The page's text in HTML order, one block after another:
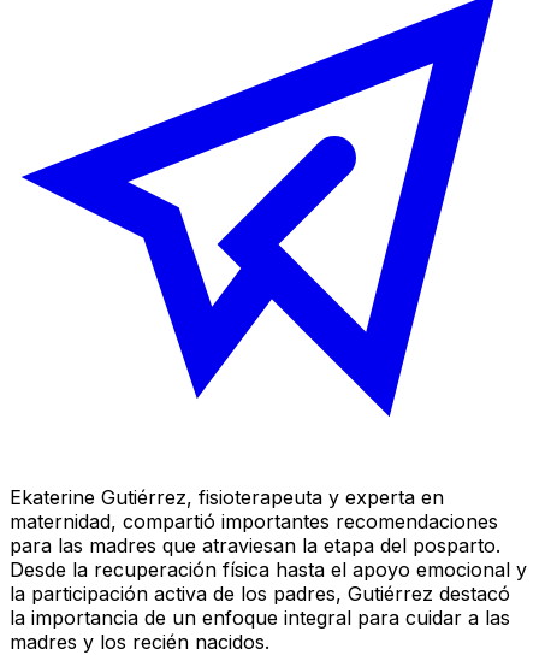
Ekaterine Gutiérrez, fisioterapeuta y experta en
maternidad, compartió importantes recomendaciones
para las madres que atraviesan la etapa del posparto.
Desde la recuperación física hasta el apoyo emocional y
la participación activa de los padres, Gutiérrez destacó
la importancia de un enfoque integral para cuidar a las
madres y los recién nacidos.